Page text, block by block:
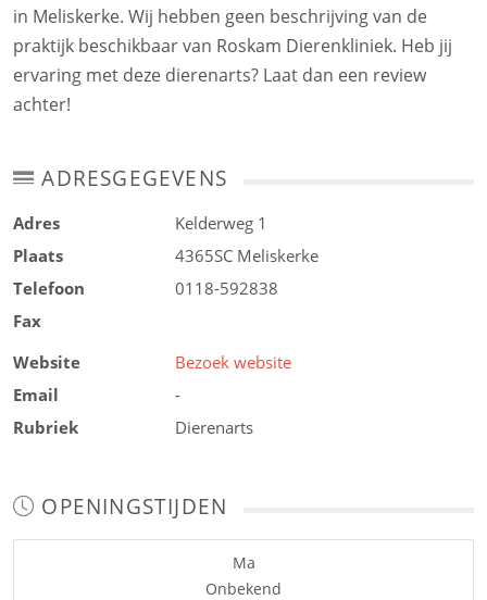
in Meliskerke. Wij hebben geen beschrijving van de
praktijk beschikbaar van Roskam Dierenkliniek. Heb jij
ervaring met deze dierenarts? Laat dan een review
achter!
ADRESGEGEVENS
Adres
Kelderweg 1
Plaats
4365SC Meliskerke
Telefoon
0118-592838
Fax
Website
Bezoek website
Email
-
Rubriek
Dierenarts
OPENINGSTIJDEN
Ma
Onbekend